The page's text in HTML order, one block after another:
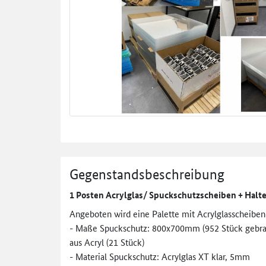
Gegenstandsbeschreibung
1 Posten Acrylglas/ Spuckschutzscheiben +
Angeboten wird eine Palette mit
- Maße Spuckschutz: 800x700mm (952 Stück
aus Acryl (21 Stück)
- Material Spuckschutz: Acrylglas XT klar, 5mm